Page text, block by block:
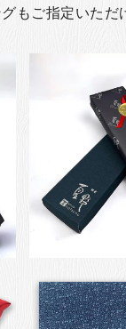
もご指定いた